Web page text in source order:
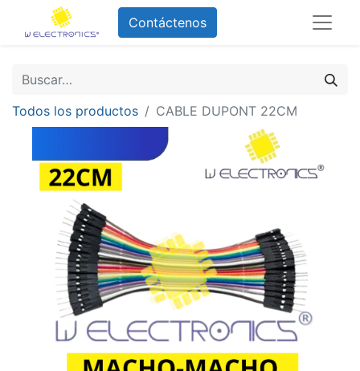
Contáctenos
Todos los productos CABLE DUPONT 22CM